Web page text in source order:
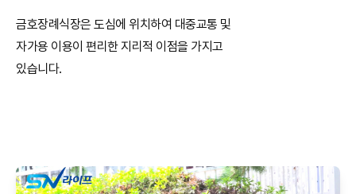
금호장례식장은 도심에 위치하여 대중교통 및
자가용 이용이 편리한 지리적 이점을 가지고
있습니다.